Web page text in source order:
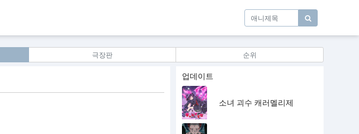
극장판 순위
업데이트
소녀 괴수 캐러멜리제